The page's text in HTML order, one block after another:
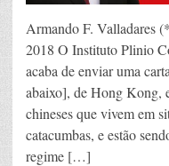
Armando F. Valladares
2018 O Instituto Plinio
acaba de enviar uma
abaixo], de Hong Kong,
chineses que vivem em
catacumbas, e estão
regime […]